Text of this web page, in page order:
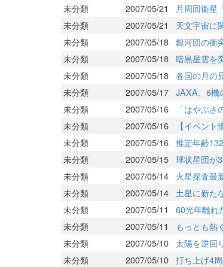
未分類
2007/05/21
月周回衛星
未分類
2007/05/21
天文宇宙に
未分類
2007/05/18 銀河団の衝
未分類
2007/05/18 暗黒星雲を
未分類
2007/05/18 各国の月の
未分類
2007/05/17 JAXA、6機
未分類
2007/05/16
「はやぶ
未分類
2007/05/16
【イベン
未分類
2007/05/16 推定年齢
未分類
2007/05/15 球状星団が
未分類
2007/05/14
火星探査最
未分類
2007/05/14
土星に新た
未分類
2007/05/11
60光年離れ
未分類
2007/05/11
もっとも熱
未分類
2007/05/10
太陽を逆回
未分類
2007/05/10 打ち上げ4